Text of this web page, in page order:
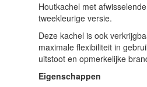
Houtkachel met
tweekleurige versie.
Deze kachel is ook
maximale flexibiliteit in
uitstoot en opmerkelijke
Eigenschappen